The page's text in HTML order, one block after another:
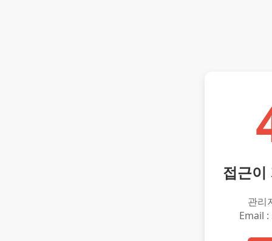
접근이
관리
Email